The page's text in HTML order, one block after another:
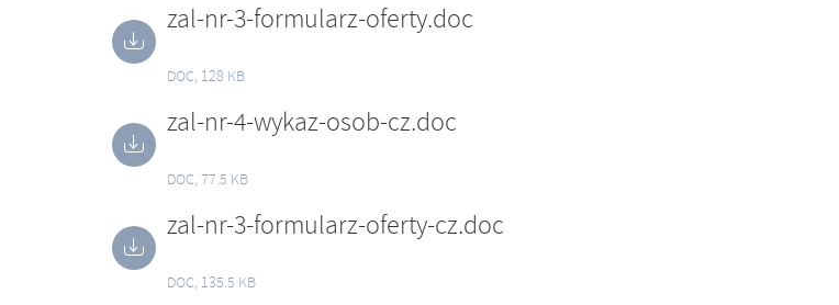
zal-nr-3-formularz-oferty.doc
DOC, 128 KB
zal-nr-4-wykaz-osob-cz.doc
DOC, 77.5 KB
zal-nr-3-formularz-oferty-cz.doc
DOC, 135.5 KB